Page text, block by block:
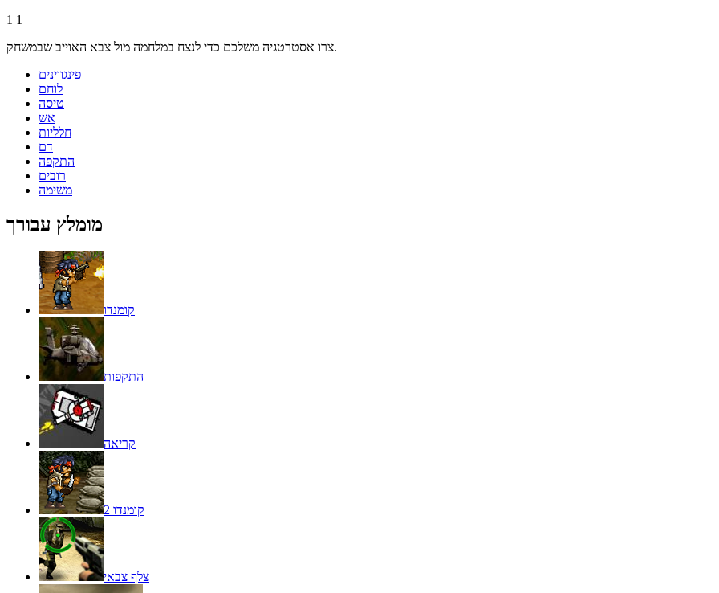
1 1
צרו אסטרטגיה משלכם כדי לנצח במלחמה מול צבא האוייב שבמשחק.
פינגווינים
לוחם
טיסה
אש
חלליות
דם
התקפה
רובים
משימה
מומלץ עבורך
קומנדו
התקפות
קריאה
קומנדו 2
צלף צבאי